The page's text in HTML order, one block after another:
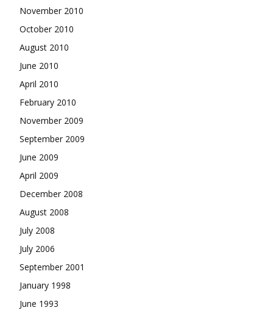
November 2010
October 2010
August 2010
June 2010
April 2010
February 2010
November 2009
September 2009
June 2009
April 2009
December 2008
August 2008
July 2008
July 2006
September 2001
January 1998
June 1993